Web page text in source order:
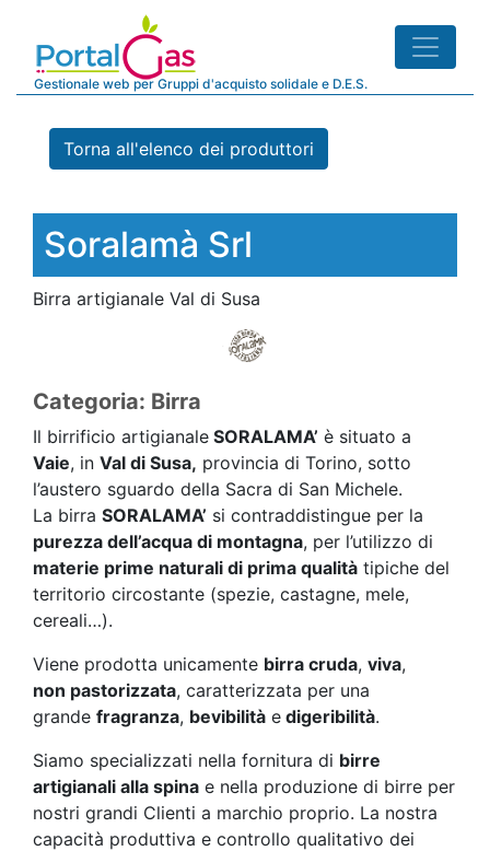
Gestionale web per Gruppi d'acquisto solidale e D.E.S.
Torna all'elenco dei produttori
Soralamà Srl
Birra artigianale Val di Susa
Categoria: Birra
Il birrificio artigianale SORALAMA’ è situato a
Vaie, in Val di Susa, provincia di Torino, sotto
l’austero sguardo della Sacra di San Michele.
La birra SORALAMA’ si contraddistingue per la
purezza dell’acqua di montagna, per l’utilizzo di
materie prime naturali di prima qualità tipiche del
territorio circostante (spezie, castagne, mele,
cereali…).
Viene prodotta unicamente birra cruda, viva,
non pastorizzata, caratterizzata per una
grande fragranza, bevibilità e digeribilità.
Siamo specializzati nella fornitura di birre
artigianali alla spina e nella produzione di birre per
nostri grandi Clienti a marchio proprio. La nostra
capacità produttiva e controllo qualitativo dei